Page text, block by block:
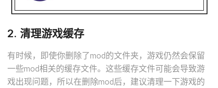
2. 清理游戏缓存
有时候，即使你删除了mod的文件夹，游戏仍然会保留
一些mod相关的缓存文件。这些缓存文件可能会导致游
戏出现问题，所以在删除mod后，建议清理一下游戏的